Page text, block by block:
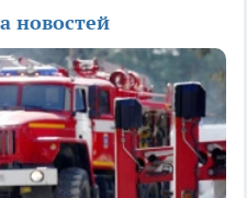
новостей